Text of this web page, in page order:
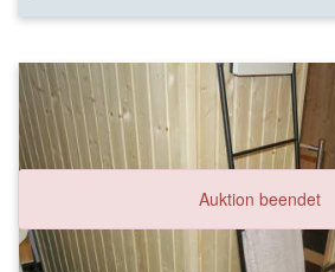
Auktion beendet